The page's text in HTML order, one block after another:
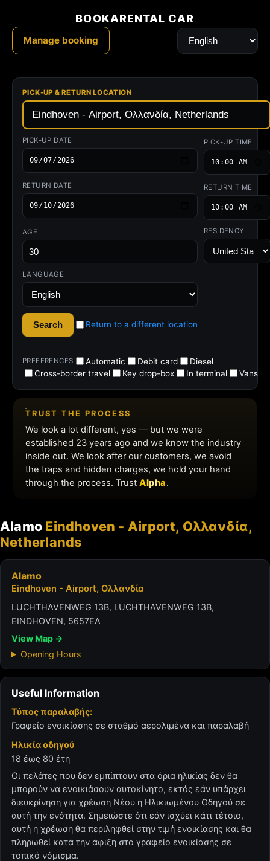
Alamo Eindhoven - Airport, Ολλανδία,
Netherlands
Alamo
Eindhoven - Airport, Ολλανδία
LUCHTHAVENWEG 13B, LUCHTHAVENWEG 13B,
EINDHOVEN, 5657EA
View Map →
Opening Hours
Useful Information
Τύπος παραλαβής:
Γραφείο ενοικίασης σε σταθμό αερολιμένα και παραλαβή
Ηλικία οδηγού
18 έως 80 έτη
Οι πελάτες που δεν εμπίπτουν στα όρια ηλικίας δεν θα
μπορούν να ενοικιάσουν αυτοκίνητο, εκτός εάν υπάρχει
διευκρίνηση για χρέωση Νέου ή Ηλικιωμένου Οδηγού σε
αυτή την ενότητα. Σημειώστε ότι εάν ισχύει κάτι τέτοιο,
αυτή η χρέωση θα περιληφθεί στην τιμή ενοικίασης και θα
πληρωθεί κατά την άφιξη στο γραφείο ενοικίασης σε
τοπικό νόμισμα.